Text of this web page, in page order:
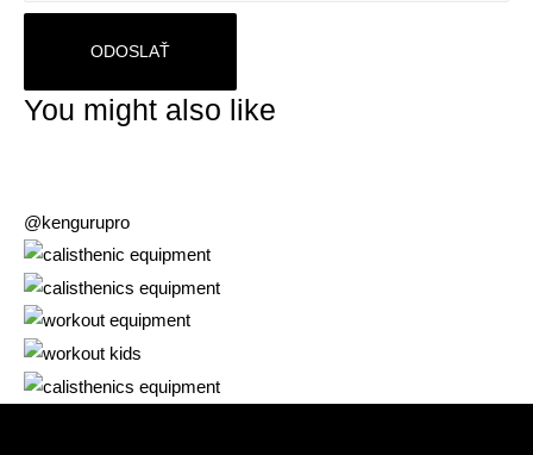
You might also like
@kengurupro